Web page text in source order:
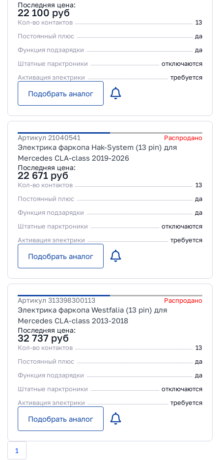
Последняя цена:
22 100 руб
Кол-во контактов
13
Постоянный плюс
да
Функция подзарядки
да
Штатные парктроники
отключаются
Активация электрики
требуется
Подобрать аналог
Артикул 21040541 Распродано
Электрика фаркопа Hak-System (13 pin) для
Mercedes CLA-class 2019-2026
Последняя цена:
22 671 руб
Кол-во контактов
13
Постоянный плюс
да
Функция подзарядки
да
Штатные парктроники
отключаются
Активация электрики
требуется
Подобрать аналог
Артикул 313398300113 Распродано
Электрика фаркопа Westfalia (13 pin) для
Mercedes CLA-class 2013-2018
Последняя цена:
32 737 руб
Кол-во контактов
13
Постоянный плюс
да
Функция подзарядки
да
Штатные парктроники
отключаются
Активация электрики
требуется
Подобрать аналог
1